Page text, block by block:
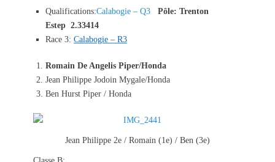
Qualifications:Calabogie – Q3
Pôle: Trenton
Estep 2.33414
Race 3: Calabogie – R3
Romain De Angelis Piper/Honda
Jean Philippe Jodoin Mygale/Honda
Ben Hurst Piper / Honda
Jean Philippe 2e / Romain (1e) / Ben (3e)